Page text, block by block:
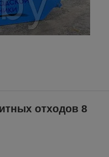
отходов 8